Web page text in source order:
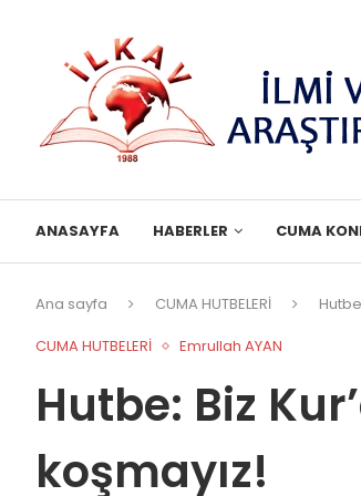
ANASAYFA HABERLER CUMA
Ana sayfa CUMA HUTBELERİ
CUMA HUTBELERİ
Emrullah AYAN
Hutbe: Biz
koşmayız!